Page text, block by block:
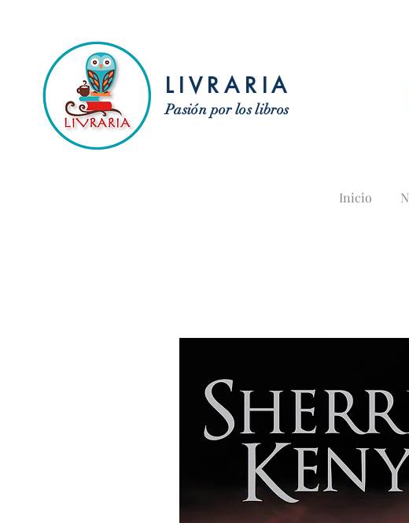
LIVRARIA
Pasión por los libros
Inicio